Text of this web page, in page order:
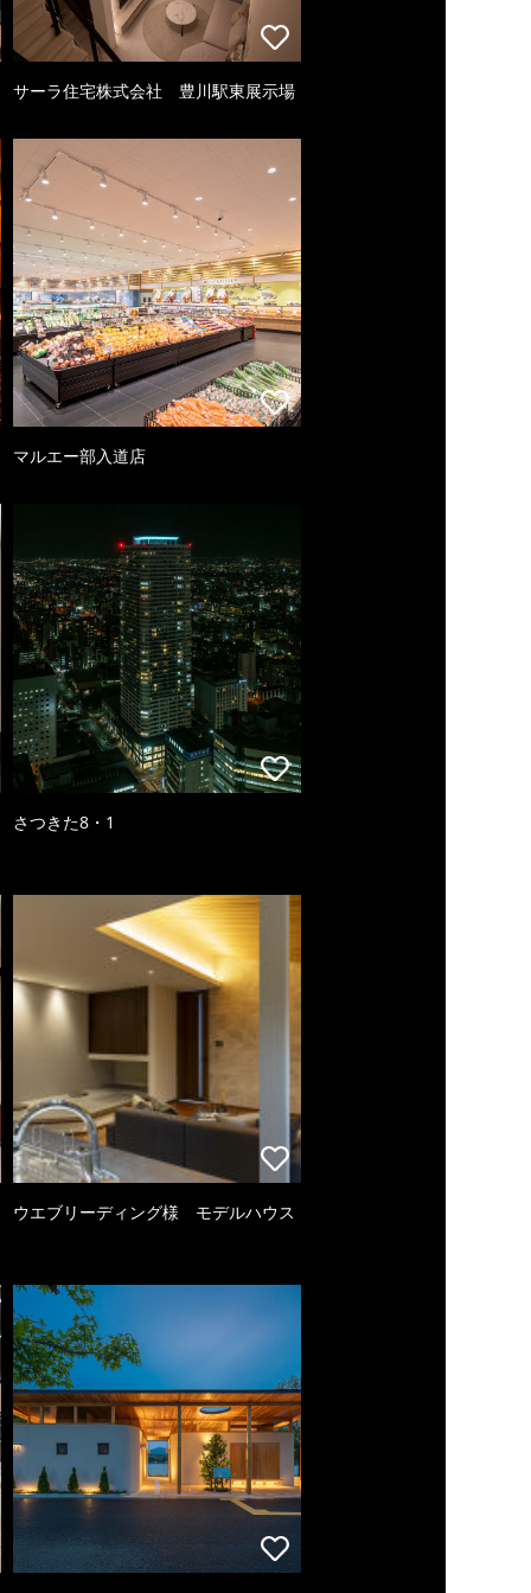
サーラ住宅株式会社 豊川駅東展示場
マルエー部入道店
さつきた8・1
ウエブリーディング様 モデルハウス